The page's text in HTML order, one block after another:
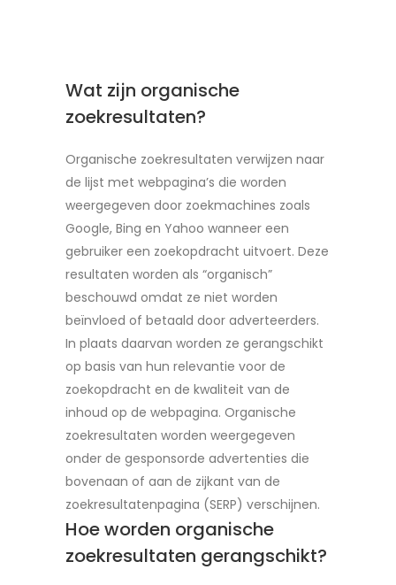
Wat zijn organische
zoekresultaten?
Organische zoekresultaten verwijzen naar
de lijst met webpagina’s die worden
weergegeven door zoekmachines zoals
Google, Bing en Yahoo wanneer een
gebruiker een zoekopdracht uitvoert. Deze
resultaten worden als “organisch”
beschouwd omdat ze niet worden
beïnvloed of betaald door adverteerders.
In plaats daarvan worden ze gerangschikt
op basis van hun relevantie voor de
zoekopdracht en de kwaliteit van de
inhoud op de webpagina. Organische
zoekresultaten worden weergegeven
onder de gesponsorde advertenties die
bovenaan of aan de zijkant van de
zoekresultatenpagina (SERP) verschijnen.
Hoe worden organische
zoekresultaten gerangschikt?